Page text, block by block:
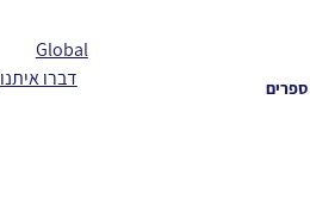
Global
ספרים דברו איתנו